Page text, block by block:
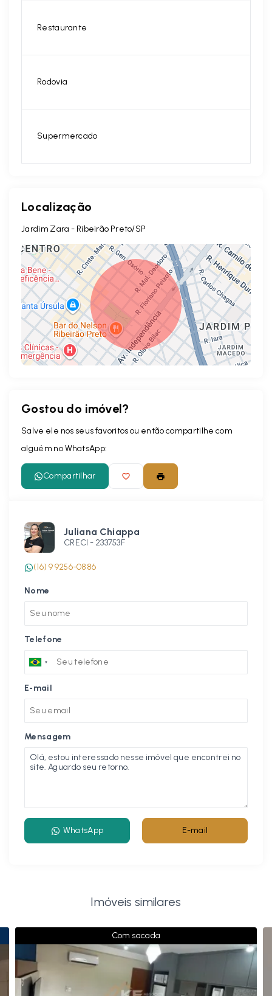
Restaurante
Rodovia
Supermercado
Localização
Jardim Zara - Ribeirão Preto/SP
Gostou do imóvel?
Salve ele nos seus favoritos ou então compartilhe com
alguém no WhatsApp:
Compartilhar
Juliana Chiappa
CRECI - 233753F
(16) 9 9256-0886
Nome
Telefone
E-mail
Mensagem
WhatsApp E-mail
Imóveis similares
Com sacada